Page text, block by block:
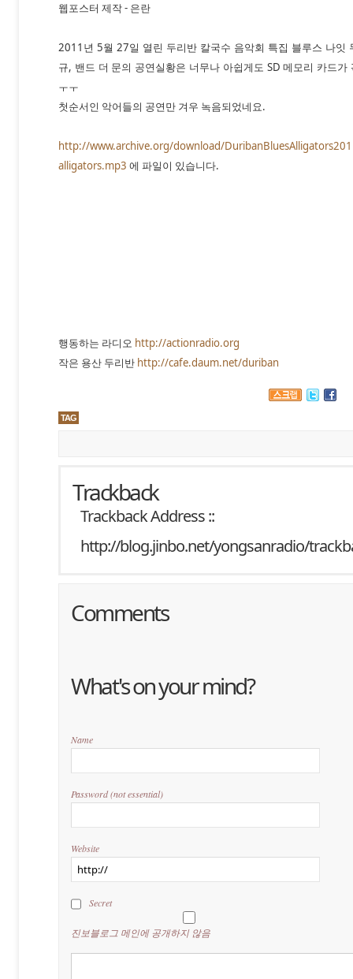
웹포스터 제작 - 은란
2011년 5월 27일 열린 두리반 칼국수 음악회 특집 블루스 나잇
규, 밴드 더 문의 공연실황은 너무나 아쉽게도 SD 메모리 카드
ㅜㅜ
첫순서인 악어들의 공연만 겨우 녹음되었네요.
http://www.archive.org/download/
alligators.mp3 에 파일이 있습니다.
행동하는 라디오 http://actionradio.org
작은 용산 두리반 http://cafe.daum.net/duriban
TAG
Trackback
Trackback Address ::
http://blog.jinbo.net/yongsanradio/
Comments
What's on your mind?
Name
Password(not essential)
Website
Secret
진보블로그 메인에 공개하지 않음